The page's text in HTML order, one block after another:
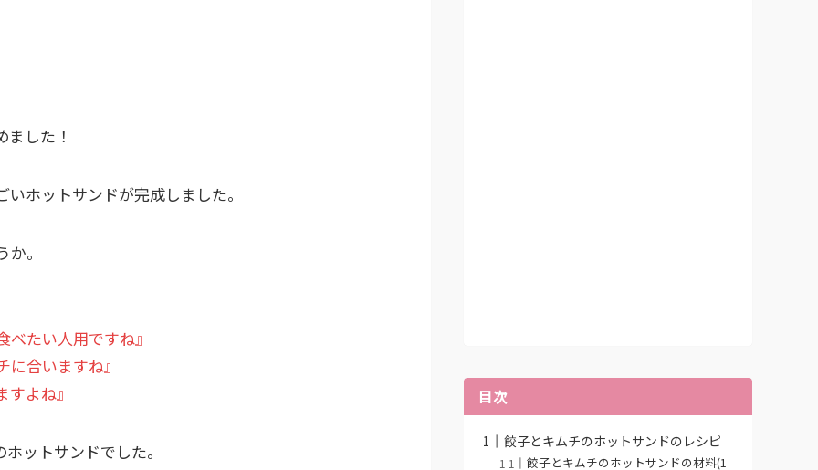
した！
ホットサンドが完成しました。
。
たい人用ですね』
合いますね』
よね』
ットサンドでした。
目次
餃子とキムチのホットサンドのレシピ
餃子とキムチのホットサンドの材料(1